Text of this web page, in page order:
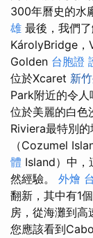
300年曆史的水
雄 最後，我們
KárolyBridge，
Golden 台胞證
位於Xcaret 新
Park附近的令人
位於美麗的白色
Riviera最特別的
（Cozumel
體 Island）中，
然經驗。 外燴
翻新，其中有1
房，從海灘到高
您應該看到